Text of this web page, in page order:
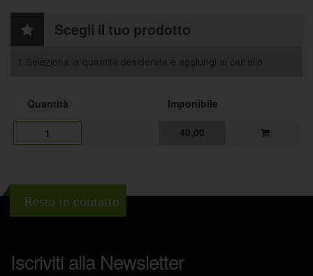
Scegli il tuo prodotto
1.Seleziona la quantità desiderata e aggiungi al carrello
Quantità Imponibile
1 40,00
Resta in contatto
Iscriviti alla Newsletter